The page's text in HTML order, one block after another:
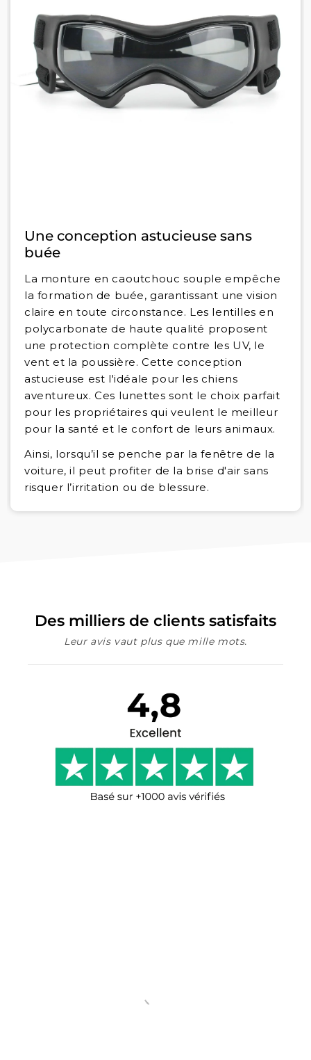
Une conception astucieuse sans
buée
La monture en caoutchouc souple empêche
la formation de buée, garantissant une vision
claire en toute circonstance. Les lentilles en
polycarbonate de haute qualité proposent
une protection complète contre les UV, le
vent et la poussière. Cette conception
astucieuse est l'idéale pour les chiens
aventureux. Ces lunettes sont le choix parfait
pour les propriétaires qui veulent le meilleur
pour la santé et le confort de leurs animaux.
Ainsi, lorsqu’il se penche par la fenêtre de la
voiture, il peut profiter de la brise d'air sans
risquer l’irritation ou de blessure.
Des milliers de clients satisfaits
Leur avis vaut plus que mille mots.